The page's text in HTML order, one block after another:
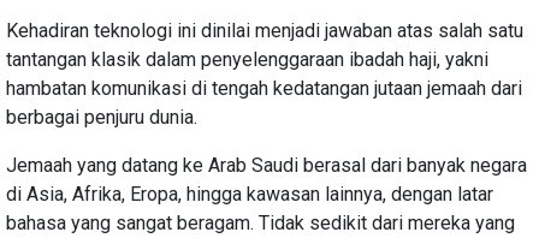
Kehadiran teknologi ini dinilai menjadi jawaban atas salah satu
tantangan klasik dalam penyelenggaraan ibadah haji, yakni
hambatan komunikasi di tengah kedatangan jutaan jemaah dari
berbagai penjuru dunia.
Jemaah yang datang ke Arab Saudi berasal dari banyak negara
di Asia, Afrika, Eropa, hingga kawasan lainnya, dengan latar
bahasa yang sangat beragam. Tidak sedikit dari mereka yang